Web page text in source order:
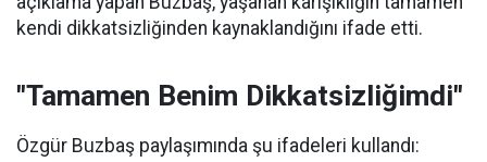
kendi dikkatsizliğinden kaynaklandığını ifade etti.
"Tamamen Benim Dikkatsizliğimdi"
Özgür Buzbaş paylaşımında şu ifadeleri kullandı: